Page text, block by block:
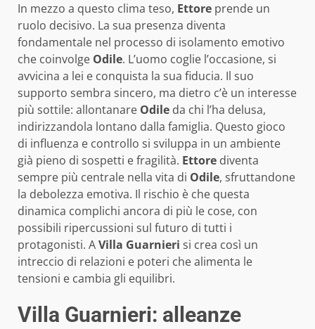
In mezzo a questo clima teso, Ettore prende un
ruolo decisivo. La sua presenza diventa
fondamentale nel processo di isolamento emotivo
che coinvolge Odile. L’uomo coglie l’occasione, si
avvicina a lei e conquista la sua fiducia. Il suo
supporto sembra sincero, ma dietro c’è un interesse
più sottile: allontanare Odile da chi l’ha delusa,
indirizzandola lontano dalla famiglia. Questo gioco
di influenza e controllo si sviluppa in un ambiente
già pieno di sospetti e fragilità. Ettore diventa
sempre più centrale nella vita di Odile, sfruttandone
la debolezza emotiva. Il rischio è che questa
dinamica complichi ancora di più le cose, con
possibili ripercussioni sul futuro di tutti i
protagonisti. AVilla Guarnieri si crea così un
intreccio di relazioni e poteri che alimenta le
tensioni e cambia gli equilibri.
Villa Guarnieri: alleanze